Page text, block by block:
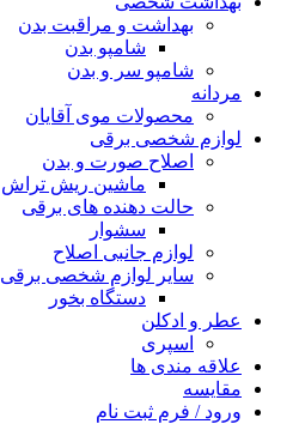
بهداشت و مراقبت بدن
شامپو بدن
شامپو سر و بدن
مردانه
محصولات موی آقایان
لوازم شخصی برقی
اصلاح صورت و بدن
ماشین ریش تراش
حالت دهنده های برقی
سشوار
لوازم جانبی اصلاح
سایر لوازم شخصی برقی
دستگاه بخور
عطر و ادکلن
اسپری
علاقه مندی ها
مقایسه
ورود / فرم ثبت نام